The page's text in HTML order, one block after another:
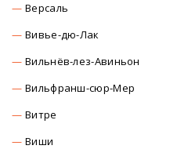
Версаль
Вивье-дю-Лак
Вильнёв-лез-Авиньон
Вильфранш-сюр-Мер
Витре
Виши